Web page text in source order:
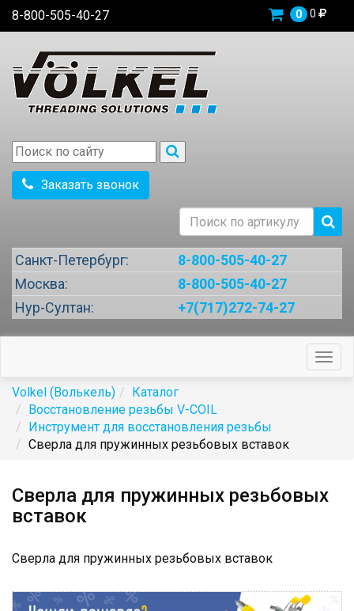
8-800-505-40-27 0 0
Заказать звонок
Санкт-Петербург:
8-800-505-40-27
Москва:
8-800-505-40-27
Нур-Султан:
+7(717)272-74-27
Volkel (Волькель)
Каталог
Восстановление резьбы V-COIL
Инструмент для восстановления резьбы
Сверла для пружинных резьбовых вставок
Сверла для пружинных резьбовых
вставок
Сверла для пружинных резьбовых вставок